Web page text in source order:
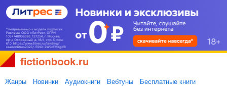
Жанры Новинки Аудиокниги Вебтуны
Бесплатные книги